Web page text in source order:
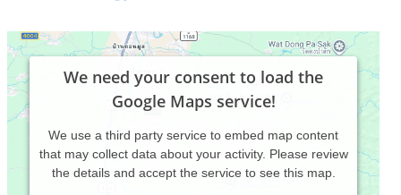
We need your consent to load the
Google Maps service!
We use a third party service to embed map content
that may collect data about your activity. Please review
the details and accept the service to see this map.